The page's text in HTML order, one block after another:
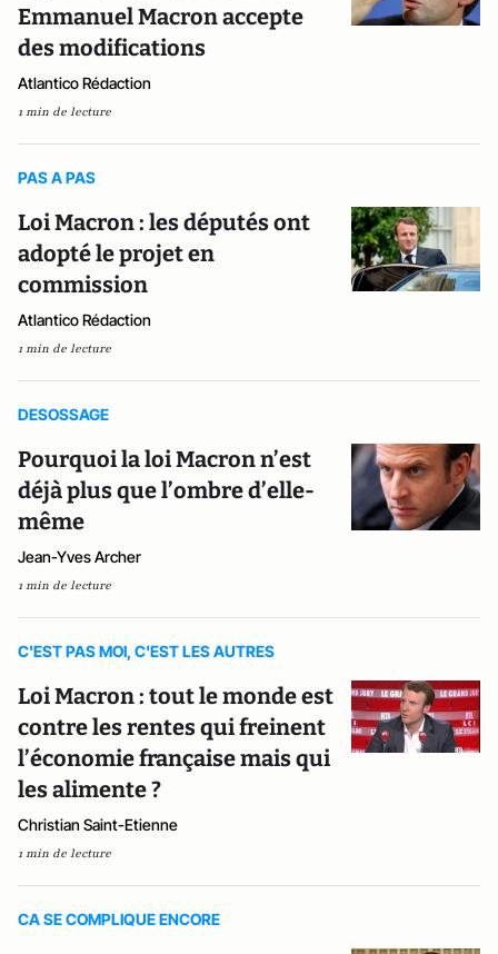
Emmanuel Macron accepte
des modifications
Atlantico Rédaction
1 min de lecture
PAS A PAS
Loi Macron : les députés ont
adopté le projet en
commission
Atlantico Rédaction
1 min de lecture
DESOSSAGE
Pourquoi la loi Macron n’est
déjà plus que l’ombre d’elle-
même
Jean-Yves Archer
1 min de lecture
C'EST PAS MOI, C'EST LES AUTRES
Loi Macron : tout le monde est
contre les rentes qui freinent
l’économie française mais qui
les alimente ?
Christian Saint-Etienne
1 min de lecture
CA SE COMPLIQUE ENCORE